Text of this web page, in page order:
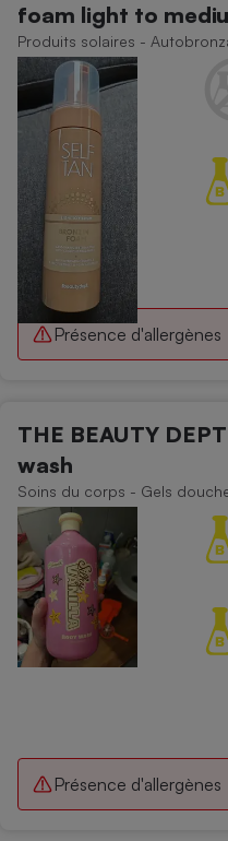
foam light to
Produits solaires -
Présence d'allergènes
THE BEAUTY
wash
Soins du corps - Gels
Présence d'allergènes